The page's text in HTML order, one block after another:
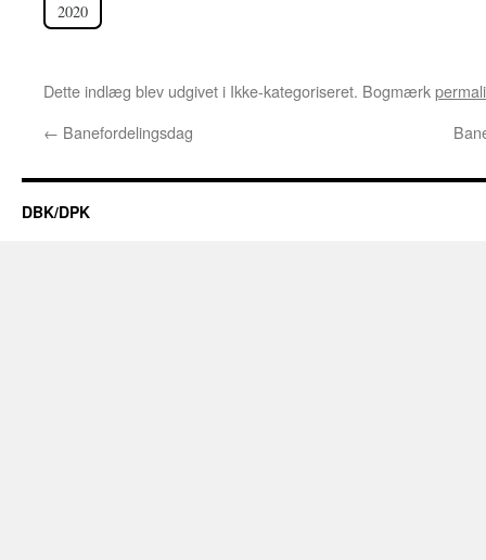
2020
Dette indlæg blev udgivet i Ikke-kategoriseret. Bogmærk
← Banefordelingsdag
DBK/DPK